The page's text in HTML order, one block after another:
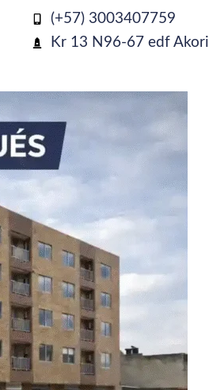
(+57) 3003407759
Kr 13 N96-67 edf Akori